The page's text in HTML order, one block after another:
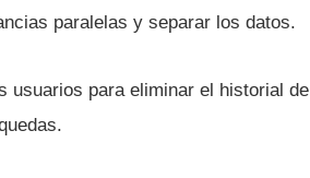
paralelas y separar los datos.
usuarios para eliminar el historial de